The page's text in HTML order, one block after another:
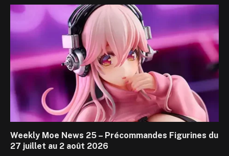
Weekly Moe News 25 – Précommandes Figurines du
27 juillet au 2 août 2026